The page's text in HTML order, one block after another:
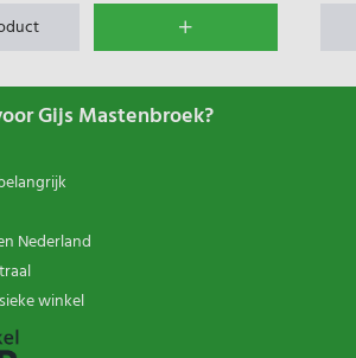
Gijs Mastenbroek?
Nederland
winkel